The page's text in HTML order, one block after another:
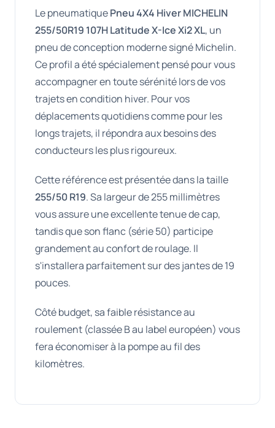
Le pneumatiquePneu 4X4 Hiver MICHELIN
255/50R19 107H Latitude X-Ice Xi2 XL, un
pneu de conception moderne signé Michelin.
Ce profil a été spécialement pensé pour vous
accompagner en toute sérénité lors de vos
trajets en condition hiver. Pour vos
déplacements quotidiens comme pour les
longs trajets, il répondra aux besoins des
conducteurs les plus rigoureux.
Cette référence est présentée dans la taille
255/50 R19. Sa largeur de 255 millimètres
vous assure une excellente tenue de cap,
tandis que son flanc (série 50) participe
grandement au confort de roulage. Il
s'installera parfaitement sur des jantes de 19
pouces.
Côté budget, sa faible résistance au
roulement (classée B au label européen) vous
fera économiser à la pompe au fil des
kilomètres.